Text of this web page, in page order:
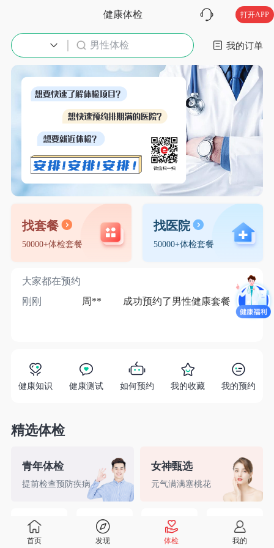
健康体检 打开APP
男性体检 入职体检 我的订单
找套餐
50000+体检套餐
找医院
50000+体检套餐
大家都在预约
刚刚
周** 成功预约了男性健康套餐 1分
健康知识 健康测试 如何预约 我的收藏 我的预约
精选体检
青年体检
提前检查预防疾病
女神甄选
元气满满塞桃花
精英白领 备孕检查 入职体检 婚前检查
首页 发现 体检 我的